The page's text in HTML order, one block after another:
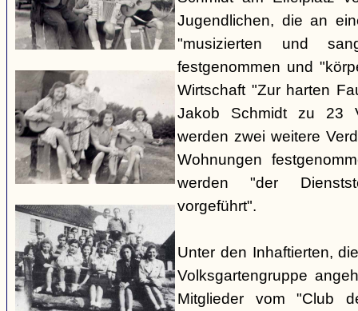
Jugendlichen, die an
"musizierten und
festgenommen und
Wirtschaft "Zur harten
Jakob Schmidt zu 23
werden zwei weitere
Wohnungen
werden "der
vorgeführt".
Unter den Inhaftierten,
Volksgartengruppe
Mitglieder vom "Club